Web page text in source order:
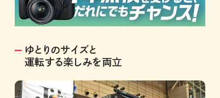
ゆとりのサイズと
運転する楽しみを両立